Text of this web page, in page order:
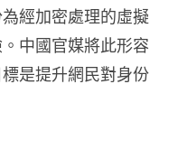
經加密處理的虛擬
中國官媒將此形容
是提升網民對身份